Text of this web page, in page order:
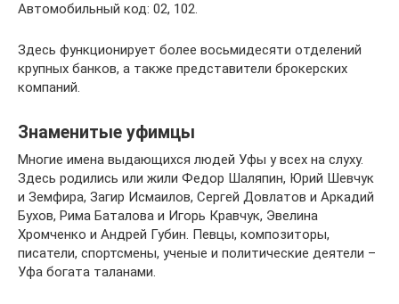
Автомобильный код: 02, 102.
Здесь функционирует более восьмидесяти отделений
крупных банков, а также представители брокерских
компаний.
Знаменитые уфимцы
Многие имена выдающихся людей Уфы у всех на слуху.
Здесь родились или жили Федор Шаляпин, Юрий Шевчук
и Земфира, Загир Исмаилов, Сергей Довлатов и Аркадий
Бухов, Рима Баталова и Игорь Кравчук, Эвелина
Хромченко и Андрей Губин. Певцы, композиторы,
писатели, спортсмены, ученые и политические деятели –
Уфа богата таланами.